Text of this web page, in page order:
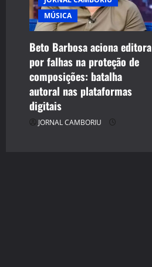
MÚSICA
Beto Barbosa aciona editora
por falhas na proteção de
composições: batalha
autoral nas plataformas
digitais
JORNAL CAMBORIU